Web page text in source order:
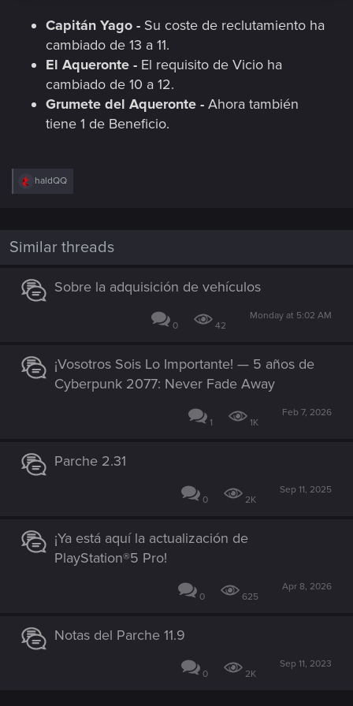
Capitán Yago - Su coste de reclutamiento ha
cambiado de 13 a 11.
El Aqueronte - El requisito de Vicio ha
cambiado de 10 a 12.
Grumete del Aqueronte - Ahora también
tiene 1 de Beneficio.
R
i
o
s
:
haldQQ
Similar threads
Sobre la adquisición de vehículos
0 42
Monday at 5:02 AM
¡Vosotros Sois Lo Importante! — 5 años de
Cyberpunk 2077: Never Fade Away
1 1K
Feb 7, 2026
Parche 2.31
0 2K
Sep 11, 2025
¡Ya está aquí la actualización de
PlayStation®5 Pro!
0 625
Apr 8, 2026
Notas del Parche 11.9
0 2K
Sep 11, 2023